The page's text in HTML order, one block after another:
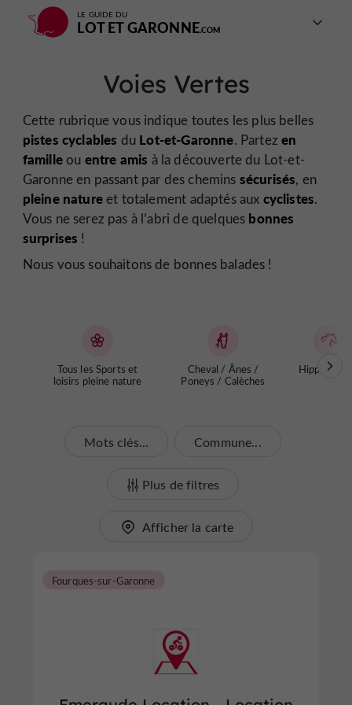
LE GUIDE DU
LOT ET GARONNE
Voies Vertes
Cette rubrique vous indique toutes les plus belles
pistes cyclables du Lot-et-Garonne. Partezen
famille ou entre amis à la découverte du Lot-et-
Garonne en passant par des chemins sécurisés, en
pleine natureet totalement adaptés aux cyclistes.
Vous ne serez pas à l’abri de quelques bonnes
surprises !
Nous vous souhaitons de bonnes balades !
Tous les Sports et
loisirs pleine nature
Cheval / Ânes /
Poneys / Calèches
Mots clés... Commune...
Plus de filtres
Afficher la carte
Fourques-sur-Garonne